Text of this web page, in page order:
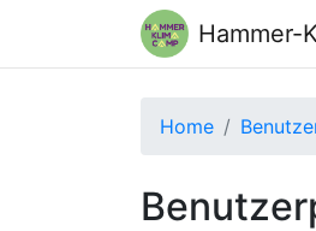
Hammer-
Home